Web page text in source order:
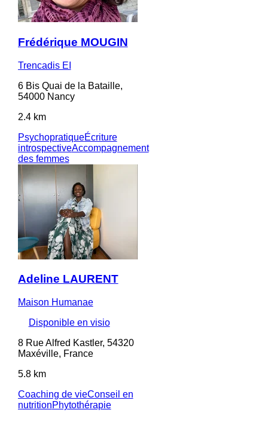
Frédérique MOUGIN
Trencadis EI
6 Bis Quai de la Bataille,
54000 Nancy
2.4 km
PsychopratiqueÉcriture
introspectiveAccompagnement
des femmes
Adeline LAURENT
Maison Humanae
Disponible en visio
8 Rue Alfred Kastler, 54320
Maxéville, France
5.8 km
Coaching de vieConseil en
nutritionPhytothérapie